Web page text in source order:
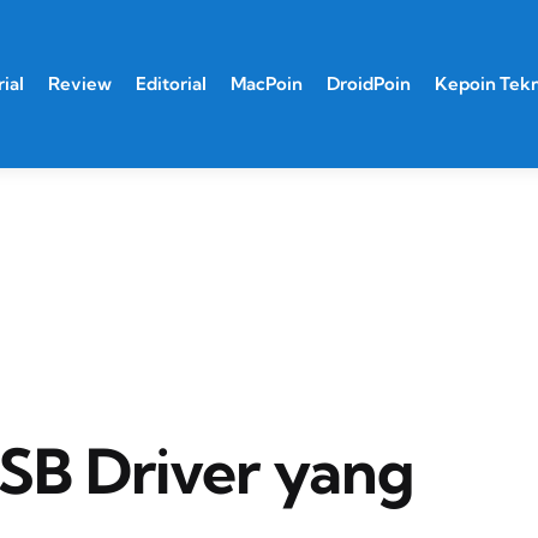
Review Editorial MacPoin DroidPoin Kepoin
Driver yang